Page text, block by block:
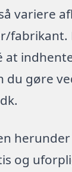
variere
fabrikant.
at
du gøre
og